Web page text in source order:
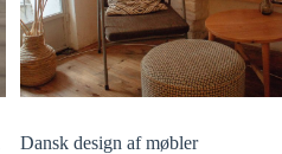
Dansk design af møbler